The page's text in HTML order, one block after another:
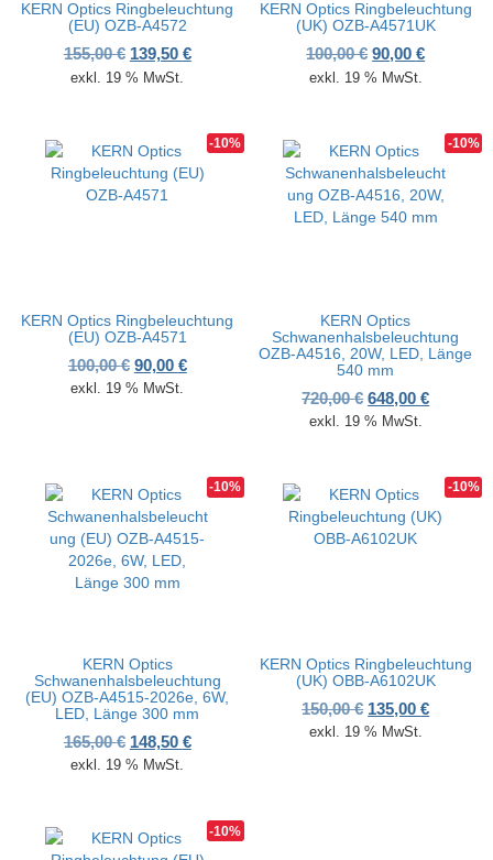
KERN Optics Ringbeleuchtung
(EU) OZB-A4572
155,00€ Ursprünglicher Preis war: 155,00 €
139,50 €Aktueller Preis ist: 139,50 €.
exkl. 19 % MwSt.
KERN Optics Ringbeleuchtung
(UK) OZB-A4571UK
100,00€ Ursprünglicher
90,00€
exkl. 19 % MwSt.
-10%
KERN Optics Ringbeleuchtung
(EU) OZB-A4571
100,00€ Ursprünglicher Preis war: 100,00 €
90,00 €Aktueller Preis ist: 90,00 €.
exkl. 19 % MwSt.
-10%
KERN Optics
Schwanenhalsbeleuchtung
OZB-A4516, 20W, LED, Länge
540 mm
720,00€ Ursprünglicher
648,00€
exkl. 19 % MwSt.
-10%
KERN Optics
Schwanenhalsbeleuchtung
(EU) OZB-A4515-2026e, 6W,
LED, Länge 300 mm
165,00€ Ursprünglicher Preis war: 165,00 €
148,50 €Aktueller Preis ist: 148,50 €.
exkl. 19 % MwSt.
-10%
KERN Optics Ringbeleuchtung
(UK) OBB-A6102UK
150,00€ Ursprünglicher
135,00€
exkl. 19 % MwSt.
-10%